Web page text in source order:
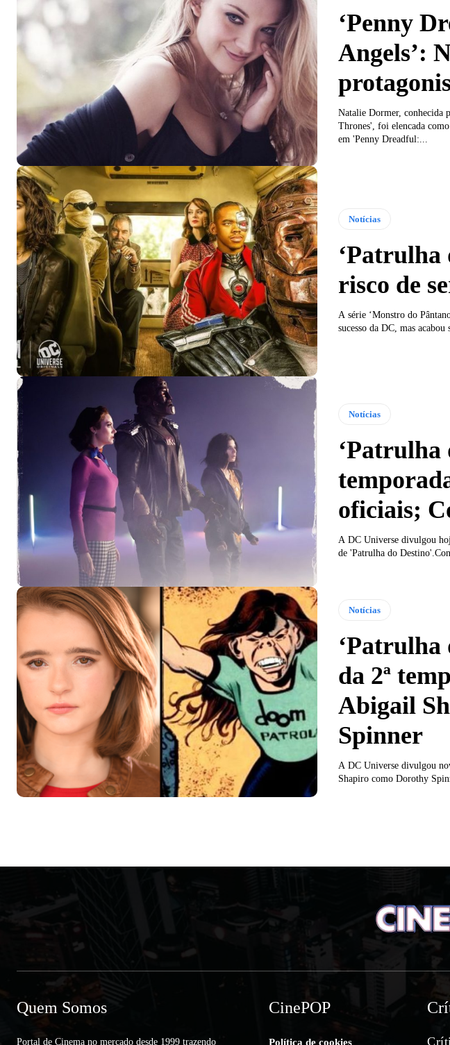
‘Penny
Angels’:
Natalie Dormer, conhecida
Thrones', foi elencada
em 'Penny Dreadful:...
Notícias
‘Patrulha
risco de
A série ‘Monstro do
sucesso da DC, mas acabou
Notícias
‘Patrulha
oficiais;
A DC Universe divulgou
de 'Patrulha do
Notícias
‘Patrulha
da 2ª
Abigail
Spinner
A DC Universe divulgou
Shapiro como Dorothy
Quem Somos
Portal de Cinema no mercado desde 1999 trazendo
CinePOP
Política de cookies